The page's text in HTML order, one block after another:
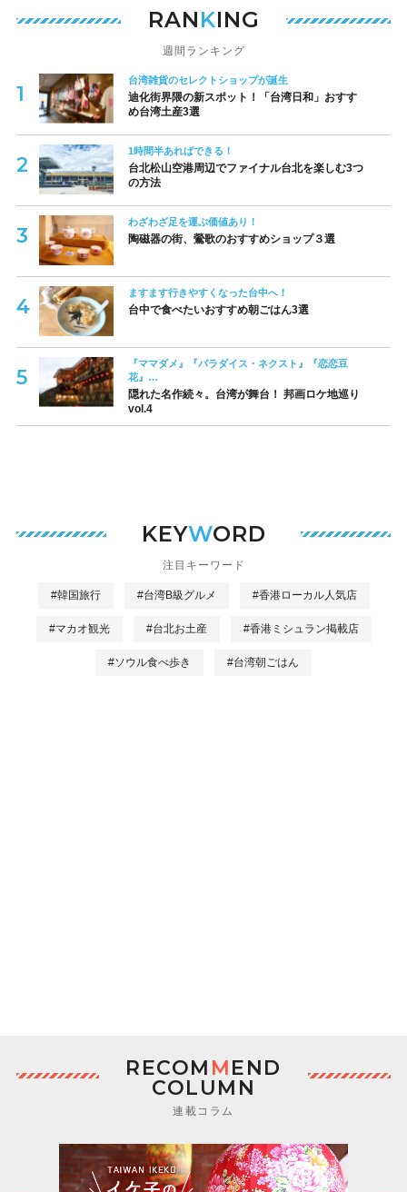
RANKING
週間ランキング
台湾雑貨のセレクトショップが誕生
迪化街界隈の新スポット！「台湾日和」おすす
め台湾土産3選
1時間半あればできる！
台北松山空港周辺でファイナル台北を楽しむ3つ
の方法
わざわざ足を運ぶ価値あり！
陶磁器の街、鶯歌のおすすめショップ３選
ますます行きやすくなった台中へ！
台中で食べたいおすすめ朝ごはん3選
『ママダメ』『パラダイス・ネクスト』『恋恋豆
花』…
隠れた名作続々。台湾が舞台！ 邦画ロケ地巡り
vol.4
KEYWORD
注目キーワード
#韓国旅行 #台湾B級グルメ #香港ローカル人気店
#マカオ観光 #台北お土産 #香港ミシュラン掲載店
#ソウル食べ歩き #台湾朝ごはん
RECOM MEND
COLUMN
連載コラム